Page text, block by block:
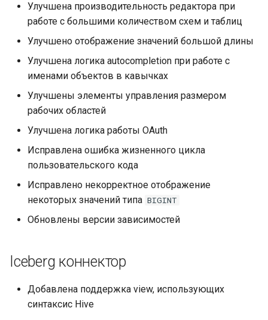
Улучшена производительность редактора при
работе с большими количеством схем и таблиц
Улучшено отображение значений большой длины
Улучшена логика autocompletion при работе с
именами объектов в кавычках
Улучшены элементы управления размером
рабочих областей
Улучшена логика работы OAuth
Исправлена ошибка жизненного цикла
пользовательского кода
Исправлено некорректное отображение
некоторых значений типа BIGINT
Обновлены версии зависимостей
Iceberg коннектор
Добавлена поддержка view, использующих
синтаксис Hive